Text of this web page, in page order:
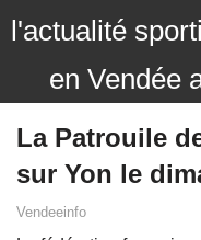
l'actualité
en Vendée
La Patrouile
sur Yon le
Vendeeinfo